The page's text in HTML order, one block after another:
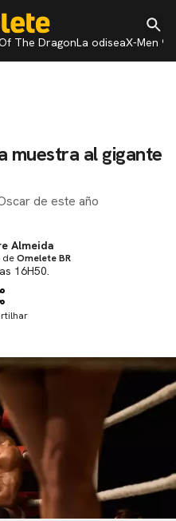
The DragonLa odiseaX-Men 97
muestra al gigante
de este año
Almeida
deOmelete BR
16H50.